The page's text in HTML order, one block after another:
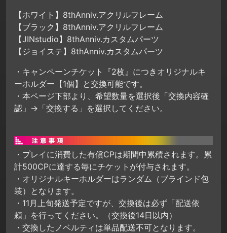
【ホワイト】8thAnniv.アクリルフレーム
【ブラック】8thAnniv.アクリルフレーム
【JINstudio】8thAnniv.カスタムパーツ
【ジョイステ】8thAnniv.カスタムパーツ
・キャンペーンチケット『2枚』につきオリジナルキ
ーホルダー【1個】と交換可能です。
・本ページ下部より、希望数量を選択後「交換内容確
認」→「交換する」を選択してください。
・プレイに消費した有償CPは期間中累積されます。累
計500CPに達する毎にチケットが付与されます。
・オリジナルキーホルダーはランダム（ブラインド包
装）となります。
・11月上旬発送予定ですが、交換後は必ず「配送依
頼」を行ってください。（交換後14日以内）
・交換したノベルティは単品配送不可となります。